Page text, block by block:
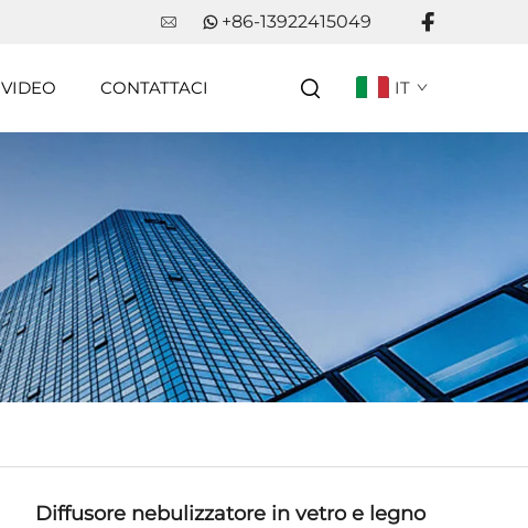
+86-13922415049
VIDEO CONTATTACI IT
Diffusore nebulizzatore in vetro e legno